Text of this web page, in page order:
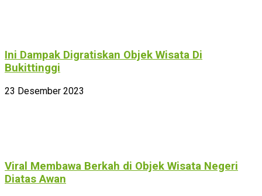
Ini Dampak Digratiskan Objek Wisata Di
Bukittinggi
23 Desember 2023
Viral Membawa Berkah di Objek Wisata Negeri
Diatas Awan